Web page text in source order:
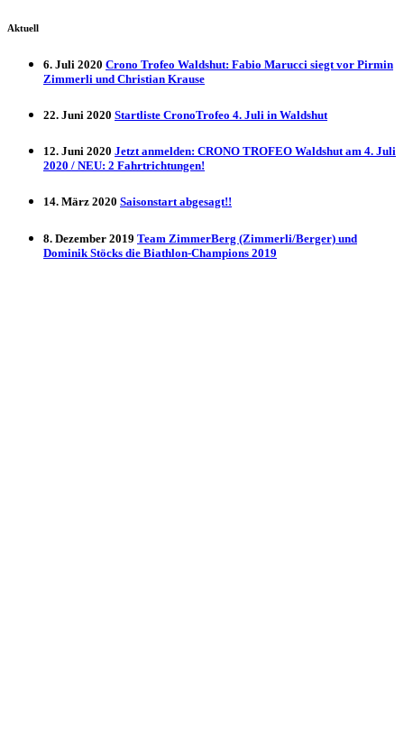
Aktuell
6. Juli 2020 Crono Trofeo Waldshut: Fabio Marucci siegt vor Pirmin
Zimmerli und Christian Krause
22. Juni 2020 Startliste CronoTrofeo 4. Juli in Waldshut
12. Juni 2020 Jetzt anmelden: CRONO TROFEO Waldshut am 4. Juli
2020 / NEU: 2 Fahrtrichtungen!
14. März 2020 Saisonstart abgesagt!!
8. Dezember 2019 Team ZimmerBerg (Zimmerli/Berger) und
Dominik Stöcks die Biathlon-Champions 2019